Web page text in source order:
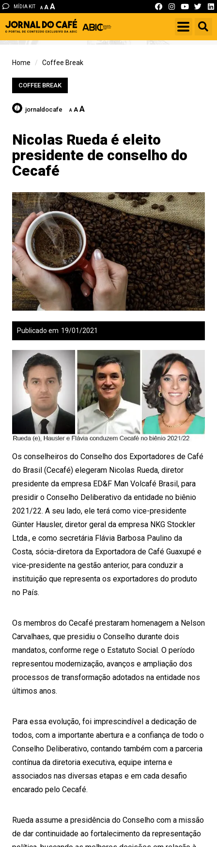
MÍDIA KIT A A A
Home Coffee Break
COFFEE BREAK
jornaldocafe A A A
Nicolas Rueda é eleito
presidente de conselho do
Cecafé
19/01/2021
Publicado em
Os conselheiros do Conselho dos Exportadores de Café
do Brasil (Cecafé) elegeram Nicolas Rueda, diretor
presidente da empresa ED&F Man Volcafé Brasil, para
presidir o Conselho Deliberativo da entidade no biênio
2021/22. A seu lado, ele terá como vice-presidente
Günter Hausler, diretor geral da empresa NKG Stockler
Ltda., e como secretária Flávia Barbosa Paulino da
Costa, sócia-diretora da Exportadora de Café Guaxupé e
vice-presidente na gestão anterior, para conduzir a
instituição que representa os exportadores do produto
no País.
Os membros do Cecafé prestaram homenagem a Nelson
Carvalhaes, que presidiu o Conselho durante dois
mandatos, conforme rege o Estatuto Social. O período
representou modernização, avanços e ampliação dos
processos de transformação adotados na entidade nos
últimos anos.
Para essa evolução, foi imprescindível a dedicação de
todos, com a importante abertura e a confiança de todo o
Conselho Deliberativo, contando também com a parceria
contínua da diretoria executiva, equipe interna e
associados nas diversas etapas e em cada desafio
encarado pelo Cecafé.
Rueda assume a presidência do Conselho com a missão
de dar continuidade ao fortalecimento da representação